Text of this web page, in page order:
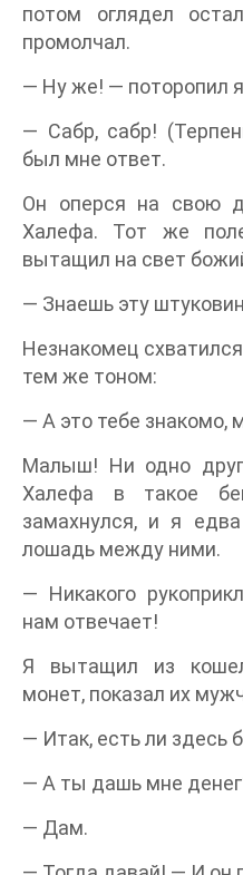
потом оглядел
промолчал.
— Ну же! — поторопил я
— Сабр, сабр!
был мне ответ.
Он оперся на свою
Халефа. Тот же
вытащил на свет
— Знаешь эту
Незнакомец
тем же тоном:
— А это тебе знакомо,
Малыш! Ни одно
Халефа в такое
замахнулся, и я
лошадь между ними.
— Никакого
нам отвечает!
Я вытащил из
монет, показал их
— Итак, есть ли здесь
— А ты дашь мне
— Дам.